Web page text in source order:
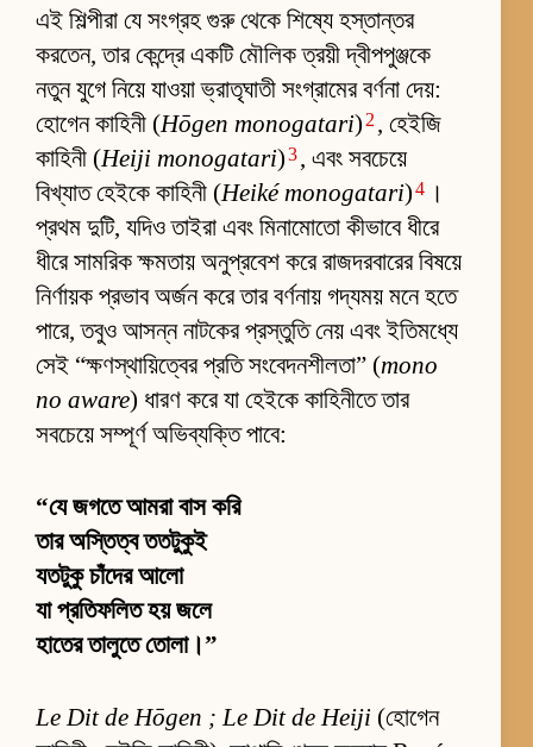
এই শিল্পীরা যে সংগ্রহ গুরু থেকে শিষ্যে হস্তান্তর
করতেন, তার কেন্দ্রে একটি মৌলিক ত্রয়ী দ্বীপপুঞ্জকে
নতুন যুগে নিয়ে যাওয়া ভ্রাতৃঘাতী সংগ্রামের বর্ণনা দেয়:
হোগেন কাহিনী (Hōgen monogatari) 2 , হেইজি
কাহিনী (Heiji monogatari)3, এবং সবচেয়ে
বিখ্যাত হেইকে কাহিনী (Heiké monogatari)4 ।
প্রথম দুটি, যদিও তাইরা এবং মিনামোতো কীভাবে ধীরে
ধীরে সামরিক ক্ষমতায় অনুপ্রবেশ করে রাজদরবারের বিষয়ে
নির্ণায়ক প্রভাব অর্জন করে তার বর্ণনায় গদ্যময় মনে হতে
পারে, তবুও আসন্ন নাটকের প্রস্তুতি নেয় এবং ইতিমধ্যে
সেই “ক্ষণস্থায়িত্বের প্রতি সংবেদনশীলতা” (mono
no aware) ধারণ করে যা হেইকে কাহিনীতে তার
সবচেয়ে সম্পূর্ণ অভিব্যক্তি পাবে:
“যে জগতে আমরা বাস করি
তার অস্তিত্ব ততটুকুই
যতটুকু চাঁদের আলো
যা প্রতিফলিত হয় জলে
হাতের তালুতে তোলা।”
Le Dit de Hōgen ; Le Dit de Heiji (হোগেন